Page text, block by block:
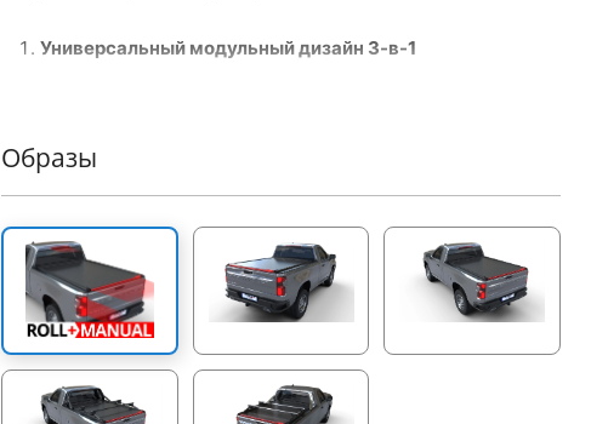
Универсальный модульный дизайн 3-в-1
электрическим режимами. Эта инновационная
модульность минимизирует потребность в хранении,
снижает затраты на доставку и обеспечивает легкость и
гибкость модернизации для всех моделей пикапов.
Продвинутая встроенная LED-подсветка
Улучшите безопасность и видимость с помощью
передовой электрической системы Tessera Roll+. Красная
LED-полоса выполняет функции стоп-сигналов и ходовых
огней. Динамическая белая LED-полоса на всю длину,
Образы